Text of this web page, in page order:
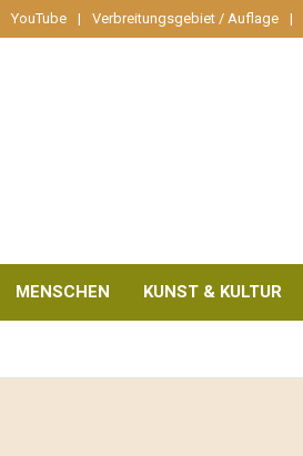
YouTube Verbreitungsgebiet / Auflage
MENSCHEN KUNST & KULTUR